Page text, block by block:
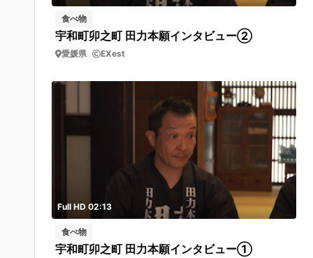
食べ物
宇和町卯之町 田力本願インタビュー②
愛媛県 EXest
Full HD 02:13
食べ物
宇和町卯之町 田力本願インタビュー①